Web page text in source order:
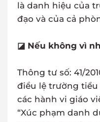
là danh hiệu của
đạo và của cả
◪ Nếu không vì
Thông tư số: 41/
điều lệ trường
các hành vi giáo
“Xúc phạm danh